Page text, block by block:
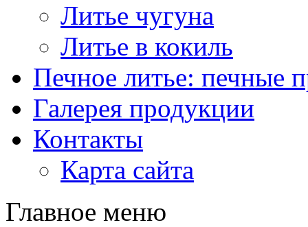
Литье чугуна
Литье в кокиль
Печное литье: печные
Галерея продукции
Контакты
Карта сайта
Главное меню